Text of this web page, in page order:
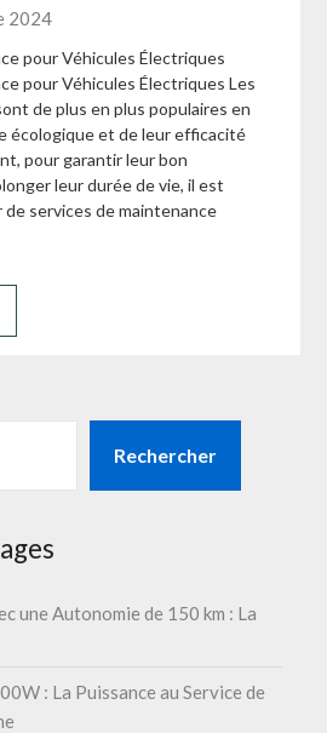
2024
pour Véhicules Électriques
pour Véhicules Électriques Les
de plus en plus populaires en
écologique et de leur efficacité
pour garantir leur bon
leur durée de vie, il est
services de maintenance
Rechercher
une Autonomie de 150 km : La
: La Puissance au Service de